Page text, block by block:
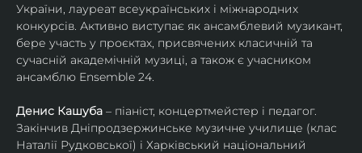
України, лауреат всеукраїнських і міжнародних
конкурсів. Активно виступає як ансамблевий музикант,
бере участь у проєктах, присвячених класичній та
сучасній академічній музиці, а також є учасником
ансамблю Ensemble 24.
Денис Кашуба – піаніст, концертмейстер і педагог.
Закінчив Дніпродзержинське музичне училище (клас
Наталії Рудковської) і Харківський національний